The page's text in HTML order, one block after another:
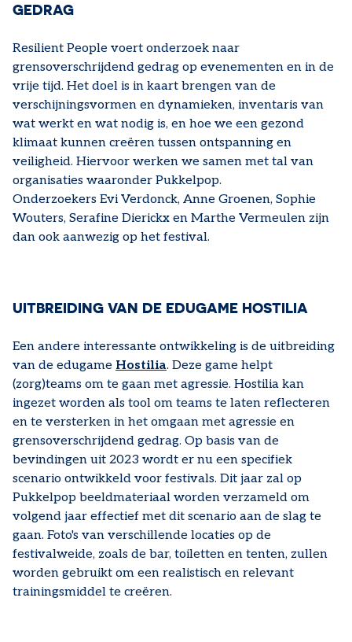
GEDRAG
Resilient People voert onderzoek naar
grensoverschrijdend gedrag op evenementen en in de
vrije tijd. Het doel is in kaart brengen van de
verschijningsvormen en dynamieken, inventaris van
wat werkt en wat nodig is, en hoe we een gezond
klimaat kunnen creëren tussen ontspanning en
veiligheid. Hiervoor werken we samen met tal van
organisaties waaronder Pukkelpop.
Onderzoekers Evi Verdonck, Anne Groenen, Sophie
Wouters, Serafine Dierickx en Marthe Vermeulen zijn
dan ook aanwezig op het festival.
UITBREIDING VAN DE EDUGAME HOSTILIA
Een andere interessante ontwikkeling is de uitbreiding
van de edugame Hostilia. Deze game helpt
(zorg)teams om te gaan met agressie. Hostilia kan
ingezet worden als tool om teams te laten reflecteren
en te versterken in het omgaan met agressie en
grensoverschrijdend gedrag. Op basis van de
bevindingen uit 2023 wordt er nu een specifiek
scenario ontwikkeld voor festivals. Dit jaar zal op
Pukkelpop beeldmateriaal worden verzameld om
volgend jaar effectief met dit scenario aan de slag te
gaan. Foto's van verschillende locaties op de
festivalweide, zoals de bar, toiletten en tenten, zullen
worden gebruikt om een realistisch en relevant
trainingsmiddel te creëren.